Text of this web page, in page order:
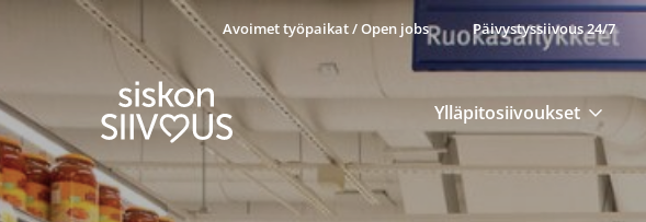
Avoimet työpaikat / Open jobs Päivystyssiivous 24/7
Ylläpitosiivoukset